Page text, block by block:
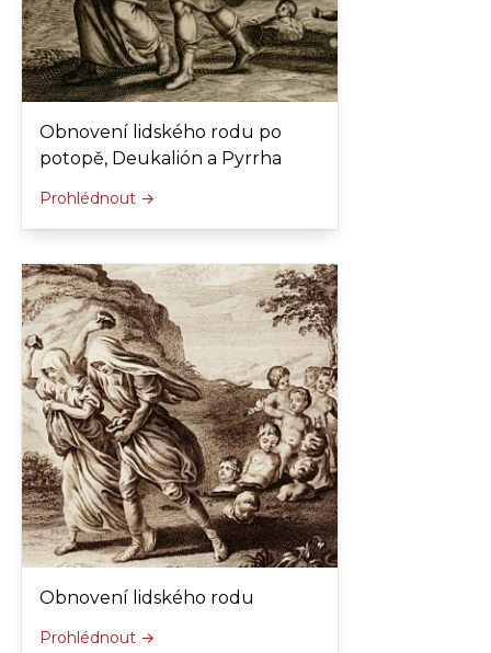
Obnovení lidského rodu po
potopě, Deukalión a Pyrrha
Prohlédnout →
Obnovení lidského rodu
Prohlédnout →